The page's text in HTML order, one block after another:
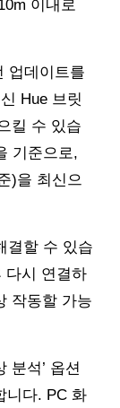
이내로
업데이트를
Hue 브릿
킬 수 있습
기준으로,
)을 최신으
결할 수 있습
다시 연결하
작동할 가능
분석’ 옵션
니다. PC 화